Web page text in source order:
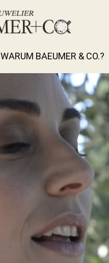
WARUM BAEUMER & CO.?